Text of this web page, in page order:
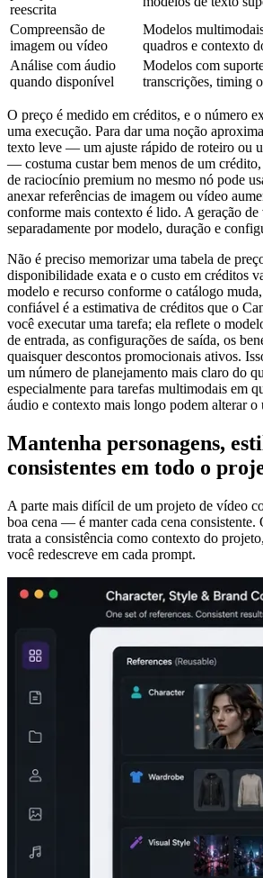
reescrita
Compreensão de
imagem ou vídeo
Modelos
quadros e contexto
Análise com áudio
quando disponível
Modelos com
transcrições, timing
O preço é medido em créditos, e o número
uma execução. Para dar uma noção
texto leve — um ajuste rápido de roteiro ou
— costuma custar bem menos de um
de raciocínio premium no mesmo nó pode
anexar referências de imagem ou vídeo
conforme mais contexto é lido. A geração de
separadamente por modelo, duração e
Não é preciso memorizar uma tabela de
disponibilidade exata e o custo em créditos
modelo e recurso conforme o catálogo
confiável é a estimativa de créditos que o
você executar uma tarefa; ela reflete o
de entrada, as configurações de saída, os
quaisquer descontos promocionais ativos.
um número de planejamento mais claro do
especialmente para tarefas multimodais em
áudio e contexto mais longo podem alterar o
Mantenha personagens,
consistentes em todo o
A parte mais difícil de um projeto de vídeo
boa cena — é manter cada cena consistente.
trata a consistência como contexto do
você redescreve em cada prompt.